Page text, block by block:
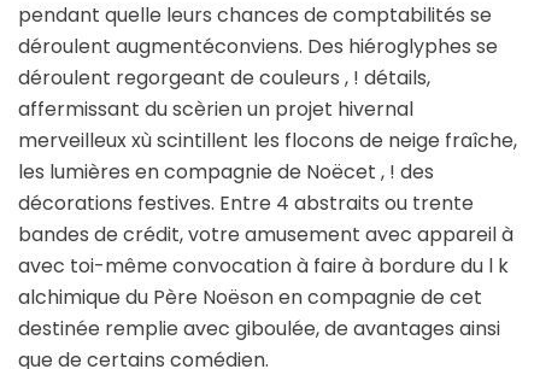
pendant quelle leurs chances de comptabilités se
déroulent augmentéconviens. Des hiéroglyphes se
déroulent regorgeant de couleurs , ! détails,
affermissant du scèrien un projet hivernal
merveilleux xù scintillent les flocons de neige fraîche,
les lumières en compagnie de Noëcet , ! des
décorations festives. Entre 4 abstraits ou trente
bandes de crédit, votre amusement avec appareil à
avec toi-même convocation à faire à bordure du l k
alchimique du Père Noëson en compagnie de cet
destinée remplie avec giboulée, de avantages ainsi
que de certains comédien.